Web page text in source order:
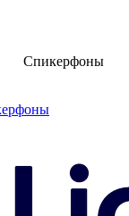
Спикерфоны